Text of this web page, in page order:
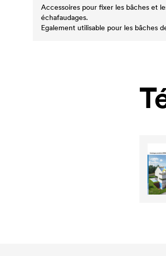
Accessoires pour fixer les bâches et
échafaudages.
Egalement utilisable pour les bâches